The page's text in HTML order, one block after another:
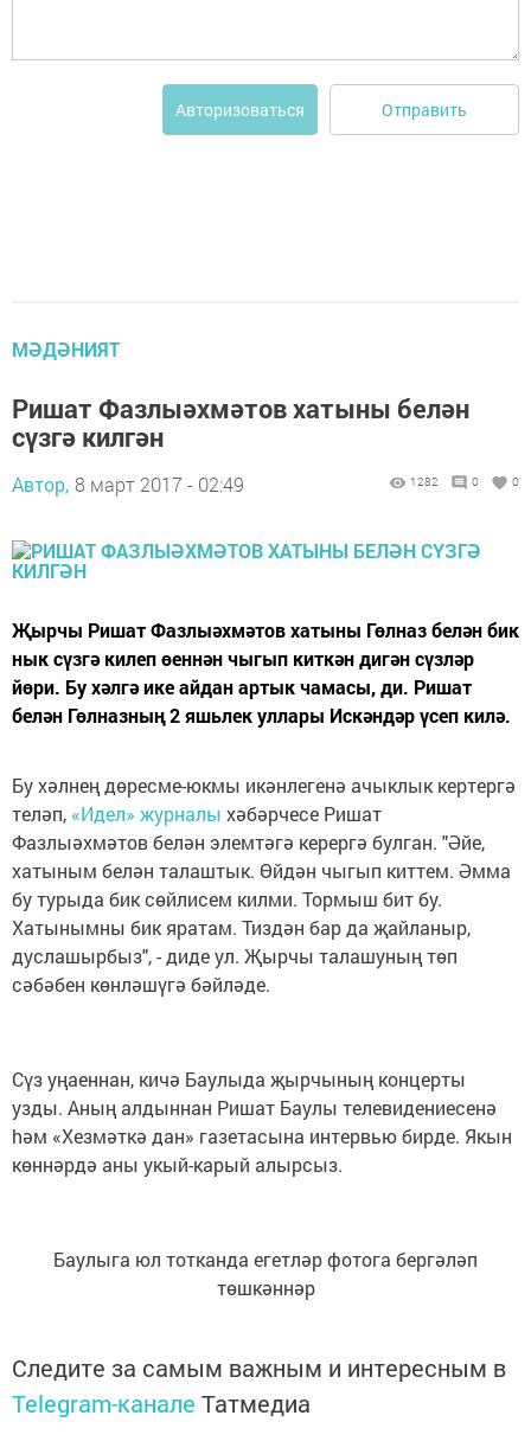
Авторизоваться Отправить
МӘДӘНИЯТ
Ришат Фазлыәхмәтов хатыны белән
сүзгә килгән
Автор, 8 март 2017 - 02:49 1282 0 0
Җырчы Ришат Фазлыәхмәтов хатыны Гөлназ белән бик
нык сүзгә килеп өеннән чыгып киткән дигән сүзләр
йөри. Бу хәлгә ике айдан артык чамасы, ди. Ришат
белән Гөлназның 2 яшьлек уллары Искәндәр үсеп килә.
Бу хәлнең дөресме-юкмы икәнлегенә ачыклык кертергә
теләп, «Идел» журналы хәбәрчесе Ришат
Фазлыәхмәтов белән элемтәгә керергә булган. "Әйе,
хатыным белән талаштык. Өйдән чыгып киттем. Әмма
бу турыда бик сөйлисем килми. Тормыш бит бу.
Хатынымны бик яратам. Тиздән бар да җайланыр,
дуслашырбыз", - диде ул. Җырчы талашуның төп
сәбәбен көнләшүгә бәйләде.
Сүз уңаеннан, кичә Баулыда җырчының концерты
узды. Аның алдыннан Ришат Баулы телевидениесенә
hәм «Хезмәткә дан» газетасына интервью бирде. Якын
кѳннәрдә аны укый-карый алырсыз.
Баулыга юл тотканда егетләр фотога бергәләп
тѳшкәннәр
Следите за самым важным и интересным в
Telegram-канале Татмедиа